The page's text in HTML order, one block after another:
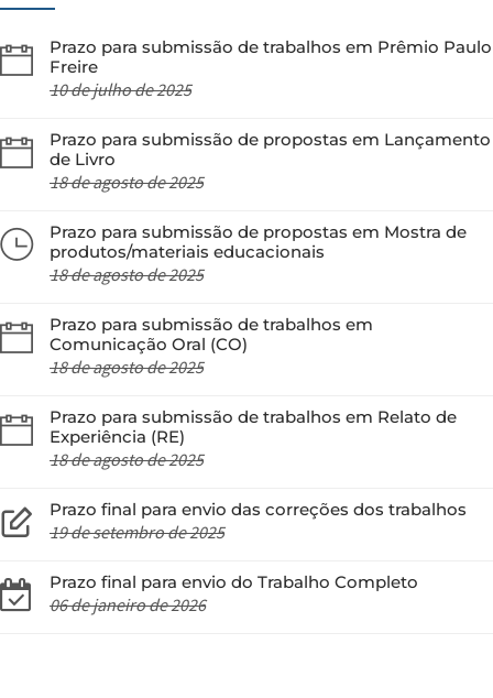
Prazo para submissão de trabalhos em Prêmio Paulo
Freire
10 de julho de 2025
Prazo para submissão de propostas em Lançamento
de Livro
18 de agosto de 2025
Prazo para submissão de propostas em Mostra de
produtos/materiais educacionais
18 de agosto de 2025
Prazo para submissão de trabalhos em
Comunicação Oral (CO)
18 de agosto de 2025
Prazo para submissão de trabalhos em Relato de
Experiência (RE)
18 de agosto de 2025
Prazo final para envio das correções dos trabalhos
19 de setembro de 2025
Prazo final para envio do Trabalho Completo
06 de janeiro de 2026